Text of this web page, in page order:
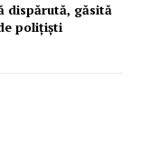
dispărută, găsită
polițiști